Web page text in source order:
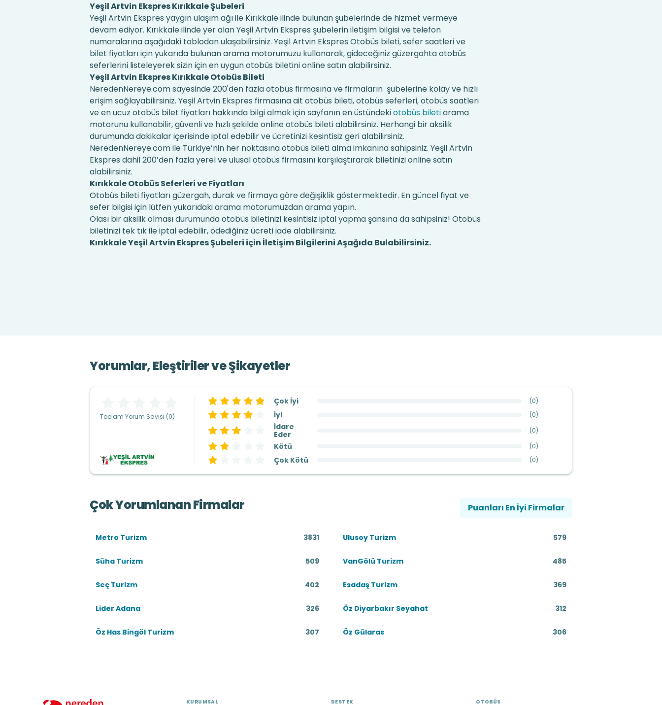
Yeşil Artvin Ekspres Kırıkkale Şubeleri
Yeşil Artvin Ekspres yaygın ulaşım ağı ile Kırıkkale ilinde bulunan şubelerinde de hizmet vermeye
devam ediyor. Kırıkkale ilinde yer alan Yeşil Artvin Ekspres şubelerin iletişim bilgisi ve telefon
numaralarına aşağıdaki tablodan ulaşabilirsiniz. Yeşil Artvin Ekspres Otobüs bileti, sefer saatleri ve
bilet fiyatları için yukarıda bulunan arama motorumuzu kullanarak, gideceğiniz güzergahta otobüs
seferlerini listeleyerek sizin için en uygun otobüs biletini online satın alabilirsiniz.
Yeşil Artvin Ekspres Kırıkkale Otobüs Bileti
NeredenNereye.com sayesinde 200'den fazla otobüs firmasına ve firmaların şubelerine kolay ve hızlı
erişim sağlayabilirsiniz. Yeşil Artvin Ekspres firmasına ait otobüs bileti, otobüs seferleri, otobüs saatleri
ve en ucuz otobüs bilet fiyatları hakkında bilgi almak için sayfanın en üstündekiotobüs biletiarama
motorunu kullanabilir, güvenli ve hızlı şekilde online otobüs bileti alabilirsiniz. Herhangi bir aksilik
durumunda dakikalar içerisinde iptal edebilir ve ücretinizi kesintisiz geri alabilirsiniz.
NeredenNereye.com ile Türkiye’nin her noktasına otobüs bileti alma imkanına sahipsiniz. Yeşil Artvin
Ekspres dahil 200’den fazla yerel ve ulusal otobüs firmasını karşılaştırarak biletinizi online satın
alabilirsiniz.
Kırıkkale Otobüs Seferleri ve Fiyatları
Otobüs bileti fiyatları güzergah, durak ve firmaya göre değişiklik göstermektedir. En güncel fiyat ve
sefer bilgisi için lütfen yukarıdaki arama motorumuzdan arama yapın.
Olası bir aksilik olması durumunda otobüs biletinizi kesintisiz iptal yapma şansına da sahipsiniz! Otobüs
biletinizi tek tık ile iptal edebilir, ödediğiniz ücreti iade alabilirsiniz.
Kırıkkale Yeşil Artvin Ekspres Şubeleri için İletişim Bilgilerini Aşağıda Bulabilirsiniz.
Yorumlar, Eleştiriler ve Şikayetler
Toplam Yorum Sayısı (0)
Çok İyi (0)
İyi (0)
İdare
Eder
(0)
Kötü (0)
Çok Kötü (0)
Çok Yorumlanan Firmalar Puanları En İyi Firmalar
Metro Turizm 3831 Ulusoy Turizm 579
Süha Turizm 509 VanGölü Turizm 485
Seç Turizm 402 Esadaş Turizm 369
Lider Adana 326 Öz Diyarbakır Seyahat 312
Öz Has Bingöl Turizm 307 Öz Gülaras 306
KURUMSAL DESTEK OTOBÜS